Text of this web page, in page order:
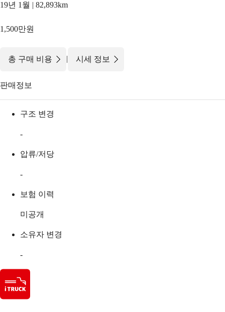
19년 1월 | 82,893km
1,500만원
총 구매 비용 | 시세 정보
판매정보
구조 변경
-
압류/저당
-
보험 이력
미공개
소유자 변경
-